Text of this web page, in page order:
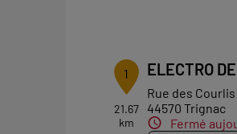
1
21.67
km
ELECTRO
Rue des
44570 Trignac
Fermé